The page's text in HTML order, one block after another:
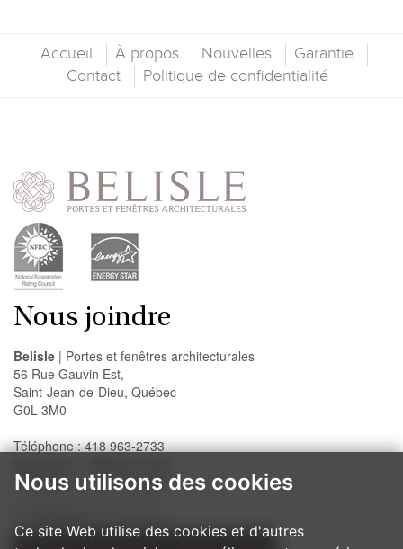
Nous utilisons des cookies
Ce site Web utilise des cookies et d'autres
Accueil À propos Nouvelles
Garantie
Contact
Politique de confidentialité
Nous joindre
Belisle | Portes et fenêtres architecturales
56 Rue Gauvin Est,
Saint-Jean-de-Dieu, Québec
G0L 3M0
Téléphone : 418 963-2733
Télécopieur : 418 963-2200